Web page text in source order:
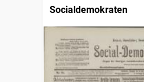
Socialdemokraten